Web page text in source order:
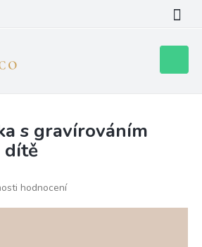
košík
s gravírováním
dítě
hodnocení